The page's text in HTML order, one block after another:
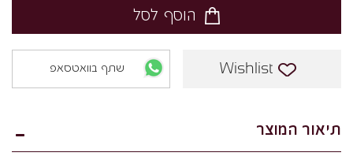
הוסף לסל
Wishlist שתף בוואטסאפ
תיאור המוצר